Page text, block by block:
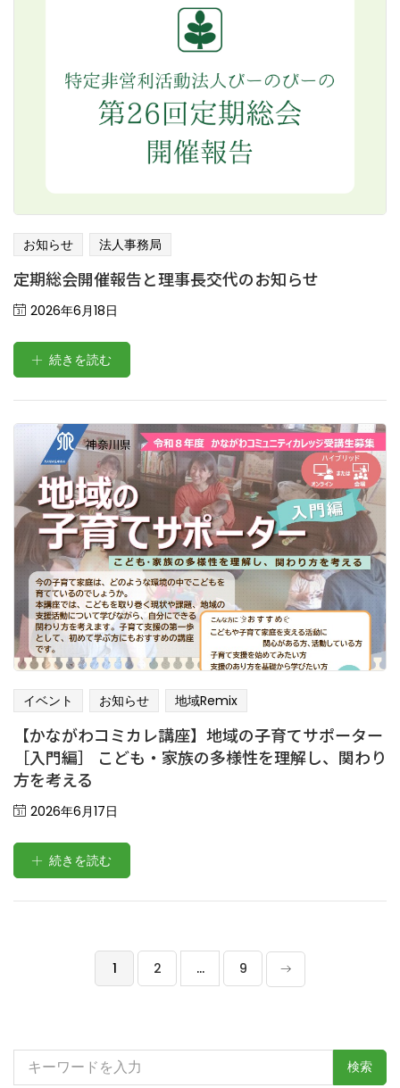
お知らせ 法人事務局
定期総会開催報告と理事長交代のお知らせ
Posted
2026年6月18日
続きを読む
イベント お知らせ 地域remix
【かながわコミカレ講座】地域の子育てサポーター
［入門編］ こども・家族の多様性を理解し、関わり
方を考える
Posted
2026年6月17日
続きを読む
1 2 … 9
索: